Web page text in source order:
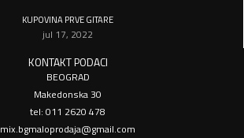
KUPOVINA PRVE GITARE
jul 17, 2022
KONTAKT PODACI
BEOGRAD
Makedonska 30
tel: 011 2620 478
mix.bgmaloprodaja@gmail.com